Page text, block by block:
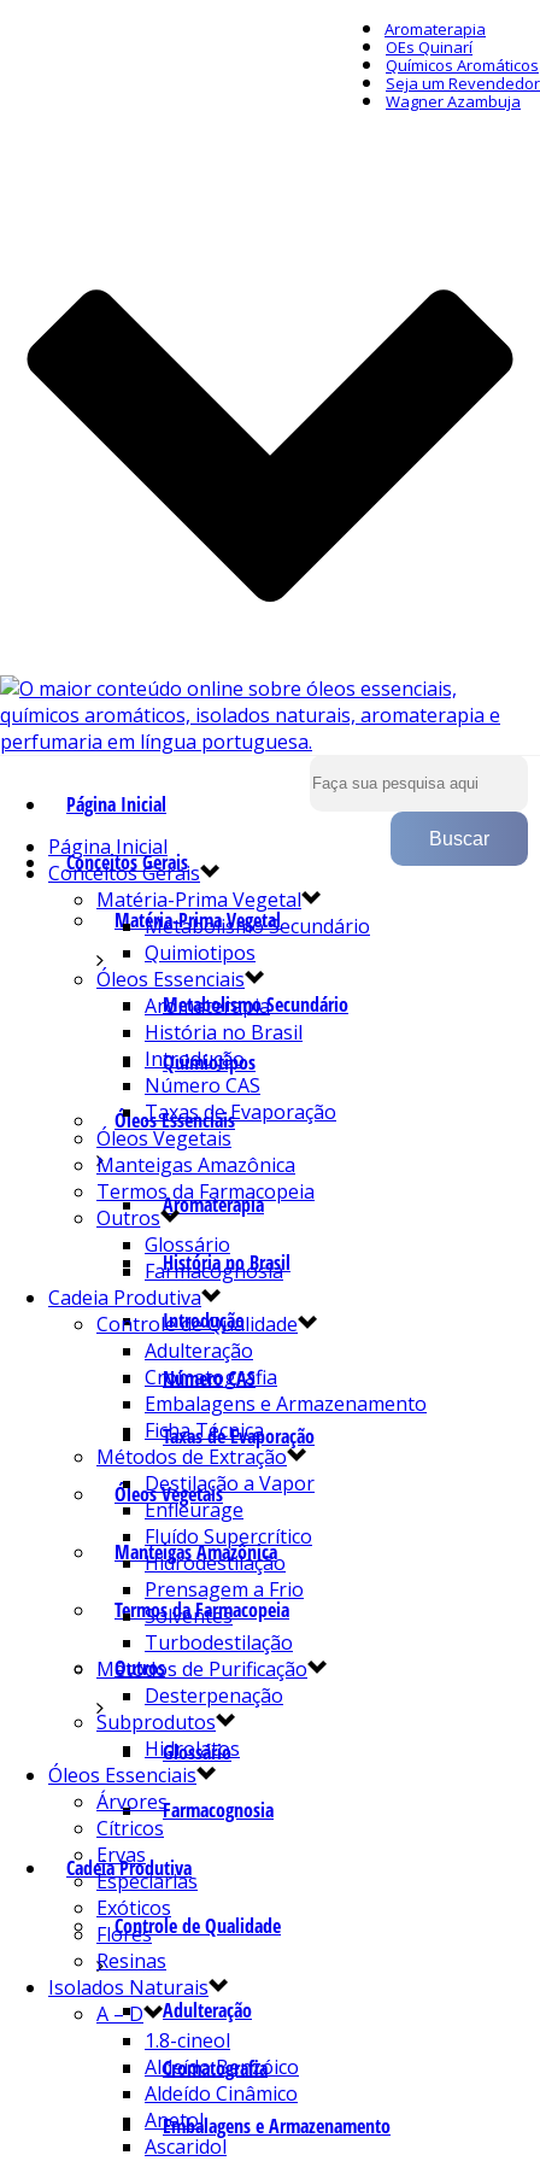
Aromaterapia
OEs Quinarí
Químicos Aromáticos
Seja um Revendedor
Wagner Azambuja
Página Inicial
Conceitos Gerais
Matéria-Prima Vegetal
Metabolismo Secundário
Quimiotipos
Óleos Essenciais
Aromaterapia
História no Brasil
Introdução
Número CAS
Taxas de Evaporação
Óleos Vegetais
Manteigas Amazônica
Termos da Farmacopeia
Outros
Glossário
Farmacognosia
Cadeia Produtiva
Controle de Qualidade
Adulteração
Cromatografia
Embalagens e Armazenamento
Página Inicial
Conceitos Gerais
Matéria-Prima Vegetal
Metabolismo Secundário
Quimiotipos
Óleos Essenciais
Aromaterapia
História no Brasil
Introdução
Número CAS
Taxas de Evaporação
Óleos Vegetais
Manteigas Amazônica
Termos da Farmacopeia
Outros
Glossário
Farmacognosia
Cadeia Produtiva
Controle de Qualidade
Adulteração
Cromatografia
Embalagens e Armazenamento
Ficha Técnica
Métodos de Extração
Destilação a Vapor
Enfleurage
Fluído Supercrítico
Hidrodestilação
Prensagem a Frio
Solventes
Turbodestilação
Métodos de Purificação
Desterpenação
Subprodutos
Hidrolatos
Óleos Essenciais
Árvores
Cítricos
Ervas
Especiarias
Exóticos
Flores
Resinas
Isolados Naturais
A – D
1.8-cineol
Aldeído Benzóico
Aldeído Cinâmico
Anetol
Ascaridol